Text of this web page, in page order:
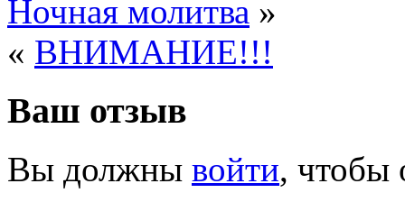
Ночная молитва »
« ВНИМАНИЕ!!!
Ваш отзыв
Вы должны войти, чтобы